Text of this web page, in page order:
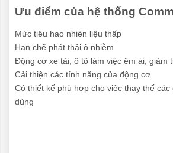
Ưu điểm của hệ thống
Mức tiêu hao nhiên liệu thấp
Hạn chế phát thải ô nhiễm
Động cơ xe tải, ô tô làm việc êm ái, giảm
Cải thiện các tính năng của động cơ
Có thiết kế phù hợp cho việc thay thế
dùng